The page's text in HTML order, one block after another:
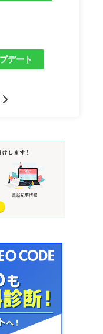
デート